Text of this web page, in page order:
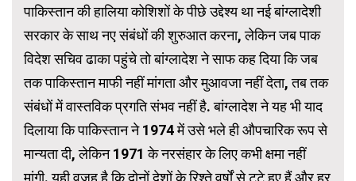
पाकिस्तान की हालिया कोशिशों के पीछे उद्देश्य था नई बांग्लादेशी
सरकार के साथ नए संबंधों की शुरुआत करना, लेकिन जब पाक
विदेश सचिव ढाका पहुंचे तो बांग्लादेश ने साफ कह दिया कि जब
तक पाकिस्तान माफी नहीं मांगता और मुआवजा नहीं देता, तब तक
संबंधों में वास्तविक प्रगति संभव नहीं है. बांग्लादेश ने यह भी याद
दिलाया कि पाकिस्तान ने 1974 में उसे भले ही औपचारिक रूप से
मान्यता दी, लेकिन 1971 के नरसंहार के लिए कभी क्षमा नहीं
मांगी. यही वजह है कि दोनों देशों के रिश्ते वर्षों से टूटे हुए हैं और हर